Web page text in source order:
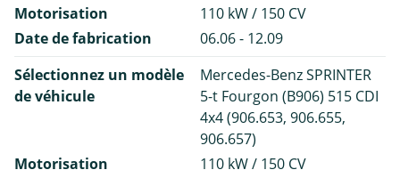
Motorisation
110 kW / 150 CV
Date de fabrication
06.06 - 12.09
Sélectionnez un modèle
de véhicule
Mercedes-Benz SPRINTER
5-t Fourgon (B906) 515 CDI
4x4 (906.653, 906.655,
906.657)
Motorisation
110 kW / 150 CV